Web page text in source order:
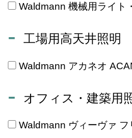
Waldmann 機械用ライト
工場用高天井照明
Waldmann アカネオ
オフィス・建築用
Waldmann ヴィーヴァ